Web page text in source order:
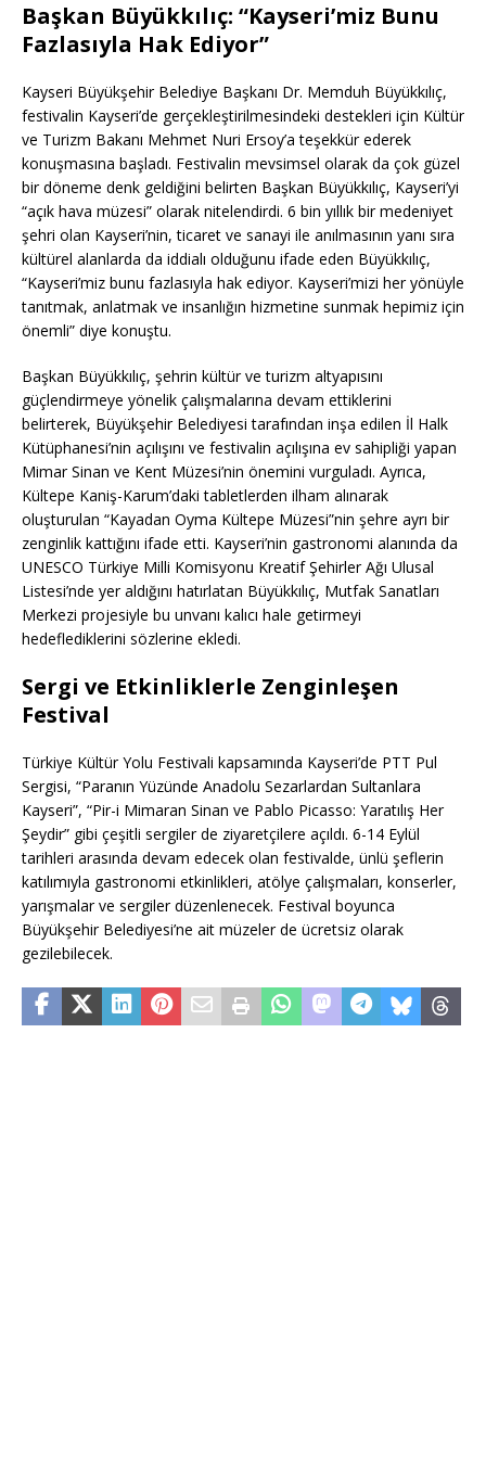
Başkan Büyükkılıç: “Kayseri’miz Bunu
Fazlasıyla Hak Ediyor”
Kayseri Büyükşehir Belediye Başkanı Dr. Memduh Büyükkılıç,
festivalin Kayseri’de gerçekleştirilmesindeki destekleri için Kültür
ve Turizm Bakanı Mehmet Nuri Ersoy’a teşekkür ederek
konuşmasına başladı. Festivalin mevsimsel olarak da çok güzel
bir döneme denk geldiğini belirten Başkan Büyükkılıç, Kayseri’yi
“açık hava müzesi” olarak nitelendirdi. 6 bin yıllık bir medeniyet
şehri olan Kayseri’nin, ticaret ve sanayi ile anılmasının yanı sıra
kültürel alanlarda da iddialı olduğunu ifade eden Büyükkılıç,
“Kayseri’miz bunu fazlasıyla hak ediyor. Kayseri’mizi her yönüyle
tanıtmak, anlatmak ve insanlığın hizmetine sunmak hepimiz için
önemli” diye konuştu.
Başkan Büyükkılıç, şehrin kültür ve turizm altyapısını
güçlendirmeye yönelik çalışmalarına devam ettiklerini
belirterek, Büyükşehir Belediyesi tarafından inşa edilen İl Halk
Kütüphanesi’nin açılışını ve festivalin açılışına ev sahipliği yapan
Mimar Sinan ve Kent Müzesi’nin önemini vurguladı. Ayrıca,
Kültepe Kaniş-Karum’daki tabletlerden ilham alınarak
oluşturulan “Kayadan Oyma Kültepe Müzesi”nin şehre ayrı bir
zenginlik kattığını ifade etti. Kayseri’nin gastronomi alanında da
UNESCO Türkiye Milli Komisyonu Kreatif Şehirler Ağı Ulusal
Listesi’nde yer aldığını hatırlatan Büyükkılıç, Mutfak Sanatları
Merkezi projesiyle bu unvanı kalıcı hale getirmeyi
hedeflediklerini sözlerine ekledi.
Sergi ve Etkinliklerle Zenginleşen
Festival
Türkiye Kültür Yolu Festivali kapsamında Kayseri’de PTT Pul
Sergisi, “Paranın Yüzünde Anadolu Sezarlardan Sultanlara
Kayseri”, “Pir-i Mimaran Sinan ve Pablo Picasso: Yaratılış Her
Şeydir” gibi çeşitli sergiler de ziyaretçilere açıldı. 6-14 Eylül
tarihleri arasında devam edecek olan festivalde, ünlü şeflerin
katılımıyla gastronomi etkinlikleri, atölye çalışmaları, konserler,
yarışmalar ve sergiler düzenlenecek. Festival boyunca
Büyükşehir Belediyesi’ne ait müzeler de ücretsiz olarak
gezilebilecek.